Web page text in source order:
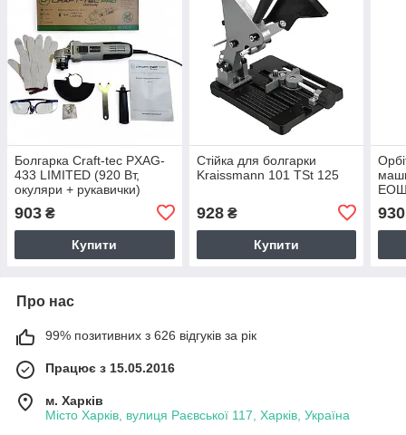
Болгарка Craft-tec PXAG-
433 LIMITED (920 Вт,
окуляри + рукавички)
903 ₴
Купити
Стійка для болгарки
Kraissmann 101 TSt 125
928₴
Купити
930
Про нас
99% позитивних з 626 відгуків за рік
Працює з 15.05.2016
м. Харків
Місто Харків, вулиця Раєвської 117, Харків, Україна